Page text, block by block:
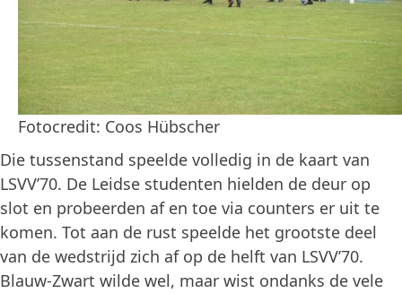
Fotocredit: Coos Hübscher
Die tussenstand speelde volledig in de kaart van
LSVV’70. De Leidse studenten hielden de deur op
slot en probeerden af en toe via counters er uit te
komen. Tot aan de rust speelde het grootste deel
van de wedstrijd zich af op de helft van LSVV’70.
Blauw-Zwart wilde wel, maar wist ondanks de vele